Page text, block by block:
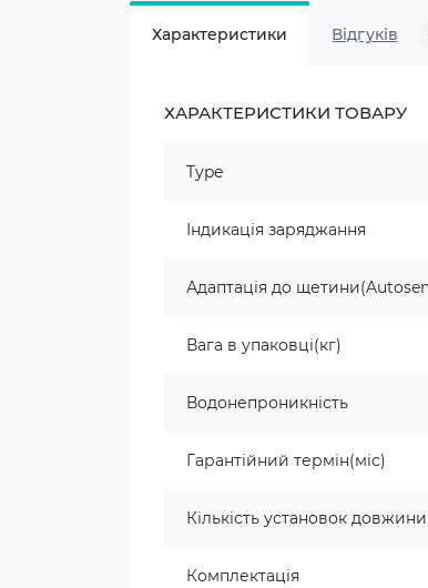
Характеристики Відгуків
ХАРАКТЕРИСТИКИ ТОВАРУ
Type
Індикація заряджання
Адаптація до
Вага в упаковці(кг)
Водонепроникність
Гарантійний термін(міс)
Кількість установок довжини
Комплектація